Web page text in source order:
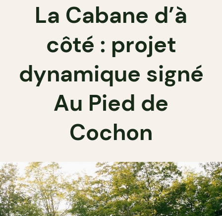
La Cabane d’à
côté : projet
dynamique signé
Au Pied de
Cochon